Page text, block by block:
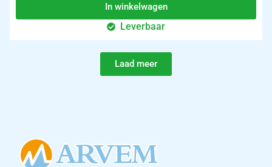
In winkelwagen
Leverbaar
Laad meer